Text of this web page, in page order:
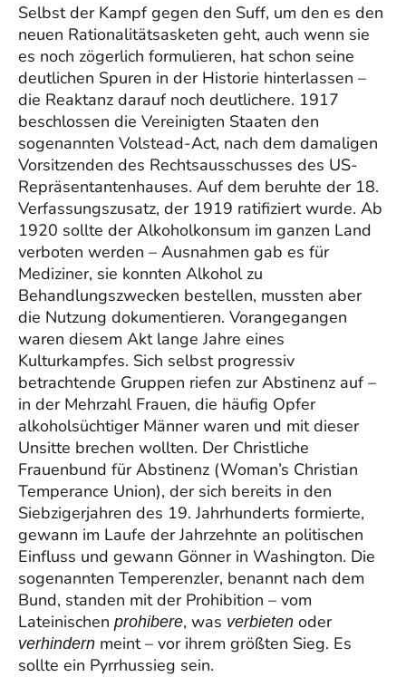
Selbst der Kampf gegen den Suff, um den es den
neuen Rationalitätsasketen geht, auch wenn sie
es noch zögerlich formulieren, hat schon seine
deutlichen Spuren in der Historie hinterlassen –
die Reaktanz darauf noch deutlichere. 1917
beschlossen die Vereinigten Staaten den
sogenannten Volstead-Act, nach dem damaligen
Vorsitzenden des Rechtsausschusses des US-
Repräsentantenhauses. Auf dem beruhte der 18.
Verfassungszusatz, der 1919 ratifiziert wurde. Ab
1920 sollte der Alkoholkonsum im ganzen Land
verboten werden – Ausnahmen gab es für
Mediziner, sie konnten Alkohol zu
Behandlungszwecken bestellen, mussten aber
die Nutzung dokumentieren. Vorangegangen
waren diesem Akt lange Jahre eines
Kulturkampfes. Sich selbst progressiv
betrachtende Gruppen riefen zur Abstinenz auf –
in der Mehrzahl Frauen, die häufig Opfer
alkoholsüchtiger Männer waren und mit dieser
Unsitte brechen wollten. Der Christliche
Frauenbund für Abstinenz (Woman’s Christian
Temperance Union), der sich bereits in den
Siebzigerjahren des 19. Jahrhunderts formierte,
gewann im Laufe der Jahrzehnte an politischen
Einfluss und gewann Gönner in Washington. Die
sogenannten Temperenzler, benannt nach dem
Bund, standen mit der Prohibition – vom
Lateinischen prohibere, was verbieten oder
verhindern meint – vor ihrem größten Sieg. Es
sollte ein Pyrrhussieg sein.